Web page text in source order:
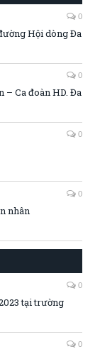
0
Hội dòng Đa
0
– Ca đoàn HD. Đa
0
0
nhân
0
tại trường
0